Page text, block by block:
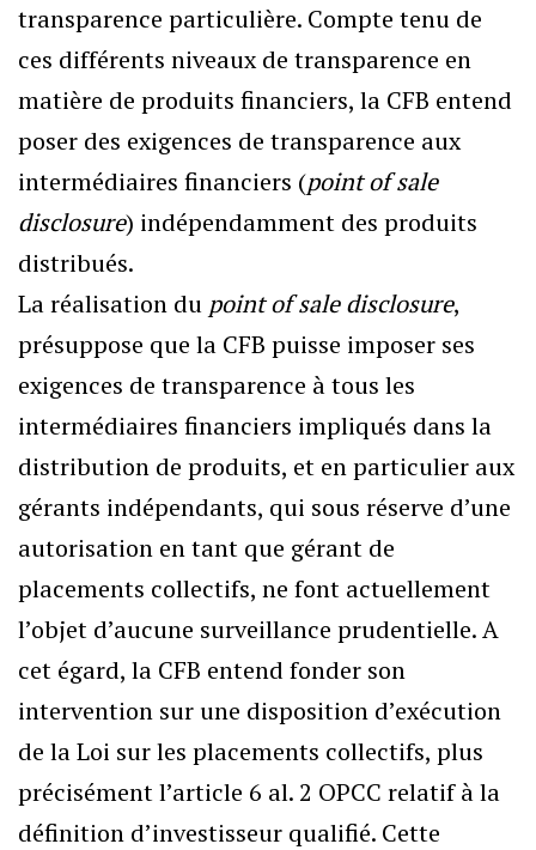
transparence particulière. Compte tenu de
ces différents niveaux de transparence en
matière de produits financiers, la CFB entend
poser des exigences de transparence aux
intermédiaires financiers (point of sale
disclosure) indépendamment des produits
distribués.
La réalisation du point of sale disclosure,
présuppose que la CFB puisse imposer ses
exigences de transparence à tous les
intermédiaires financiers impliqués dans la
distribution de produits, et en particulier aux
gérants indépendants, qui sous réserve d’une
autorisation en tant que gérant de
placements collectifs, ne font actuellement
l’objet d’aucune surveillance prudentielle. A
cet égard, la CFB entend fonder son
intervention sur une disposition d’exécution
de la Loi sur les placements collectifs, plus
précisément l’article 6 al. 2 OPCC relatif à la
définition d’investisseur qualifié. Cette